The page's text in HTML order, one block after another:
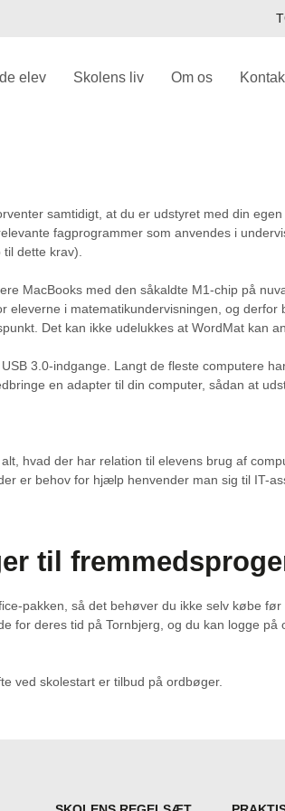
elev Skolens liv Om os
samtidigt, at du er udstyret med din
fagprogrammer som anvendes i
dette krav).
MacBooks med den såkaldte M1-chip på
i matematikundervisningen, og derfor
Det kan ikke udelukkes at WordMat kan
3.0-indgange. Langt de fleste computere
en adapter til din computer, sådan at
hvad der har relation til elevens brug af
er behov for hjælp henvender man sig til IT-
til
pakken, så det behøver du ikke selv købe
deres tid på Tornbjerg, og du kan logge på
ved skolestart er tilbud på ordbøger.